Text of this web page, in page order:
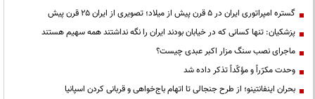
گستره امپراتوری ایران در ۵ قرن پیش از میلاد؛ تصویری از ایران ۲۵ قرن پیش
پزشکیان: تنها کسانی که در خیابان بودند ایران را نگه نداشتند همه سهیم هستند
ماجرای نصب سنگ مزار اکبر عبدی چیست؟
وحدت مکرّراً و مؤکّداً تذکر داده شد
بحران اینفانتینو؛ از طرح جنجالی تا اتهام باج‌خواهی و قربانی کردن اسپانیا